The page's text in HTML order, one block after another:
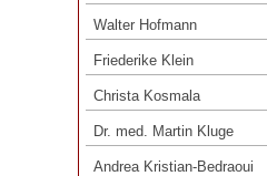
Walter Hofmann
Friederike Klein
Christa Kosmala
Dr. med. Martin Kluge
Andrea Kristian-Bedraoui
Dr. med. Karlheinz Keppler
Walter Hofmann
Friederike Klein
Christa Kosmala
Dr. med. Martin Kluge